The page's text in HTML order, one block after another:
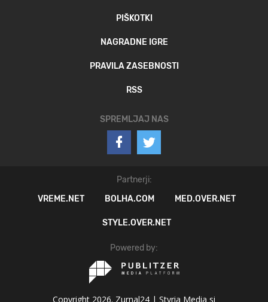
PIŠKOTKI
NAGRADNE IGRE
PRAVILA ZASEBNOSTI
RSS
SPREMLJAJ NAS
Partnerji:
VREME.NET
BOLHA.COM MED.OVER.NET
STYLE.OVER.NET
Powered by:
Copyright 2026. Zurnal24 | Styria Media si